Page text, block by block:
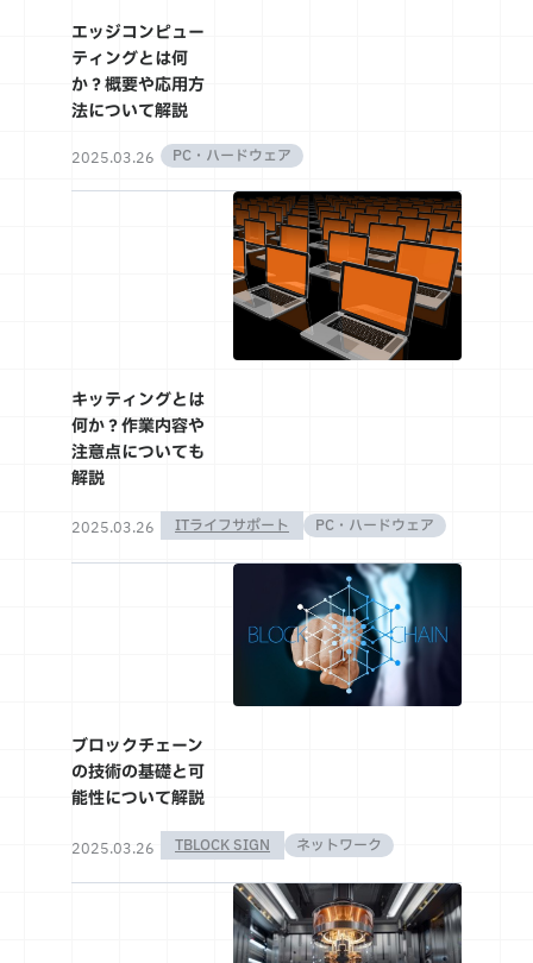
エッジコンピュー
ティングとは何
か？概要や応用方
法について解説
2025.03.26 PC・ハードウェア
キッティングとは
何か？作業内容や
注意点についても
解説
2025.03.26 ITライフサポート PC・ハードウェア
ブロックチェーン
の技術の基礎と可
能性について解説
2025.03.26 TBLOCK SIGN ネットワーク